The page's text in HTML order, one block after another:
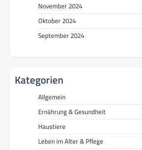
November 2024
Oktober 2024
September 2024
Kategorien
Allgemein
Ernährung & Gesundheit
Haustiere
Leben im Alter & Pflege